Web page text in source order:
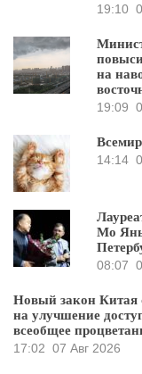
19:10
на
19:09
14:14
Мо Янь
08:07
Новый закон Китая
на улучшение
всеобщее
17:02 07 Авг 2026